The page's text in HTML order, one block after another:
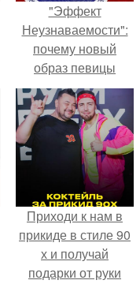
"Эффект
Неузнаваемости":
почему новый
образ певицы
вызвал споры о
гранях
возможного?
Приходи к нам в
прикиде в стиле 90
х и получай
подарки от руки